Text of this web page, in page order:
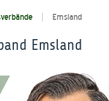
Emsland
Emsland